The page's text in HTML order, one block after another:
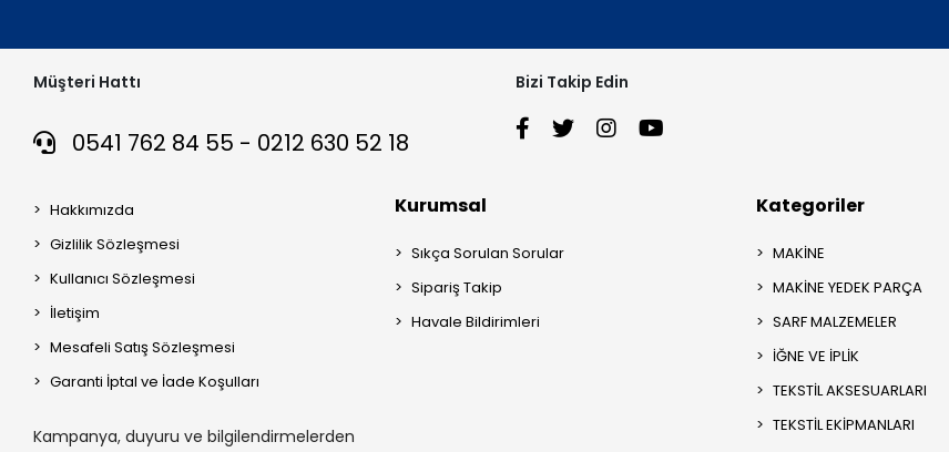
Müşteri Hattı
0541 762 84 55 - 0212 630 52 18
Bizi Takip Edin
Hakkımızda
Gizlilik Sözleşmesi
Kullanıcı Sözleşmesi
İletişim
Mesafeli Satış Sözleşmesi
Garanti İptal ve İade Koşulları
Kampanya, duyuru ve bilgilendirmelerden
Kurumsal
Sıkça Sorulan Sorular
Sipariş Takip
Havale Bildirimleri
Kategoriler
MAKİNE
MAKİNE YEDEK PARÇA
SARF MALZEMELER
İĞNE VE İPLİK
TEKSTİL AKSESUARLARI
TEKSTİL EKİPMANLARI